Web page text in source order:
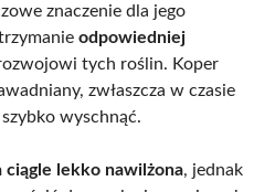
znaczenie dla jego
odpowiedniej
tych roślin. Koper
zwłaszcza w czasie
wyschnąć.
ciągle lekko nawilżona, jednak